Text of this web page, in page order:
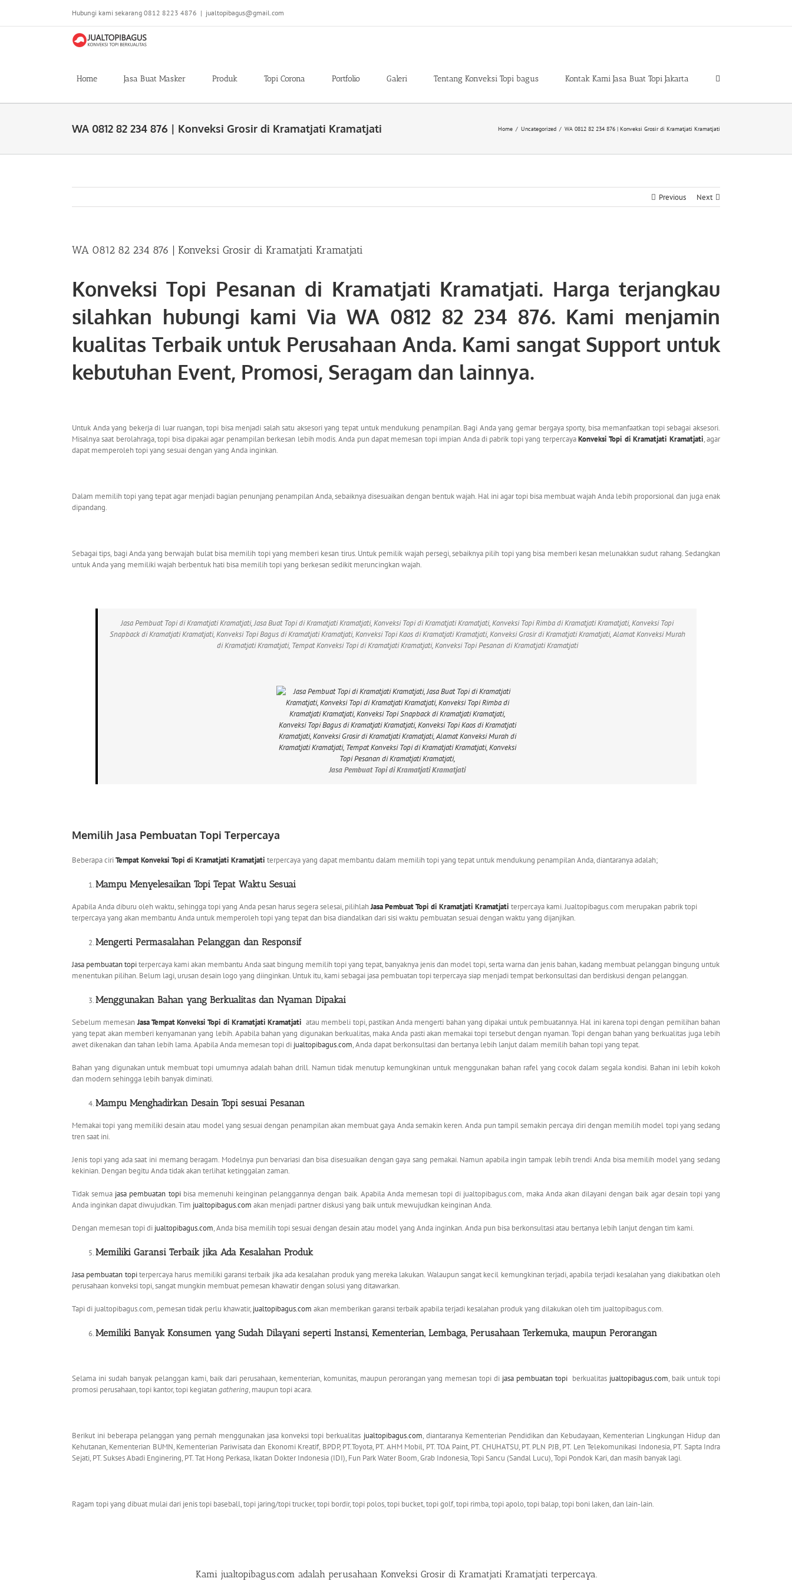
content
Hubungi kami sekarang 0812 8223 4876 | jualtopibagus@gmail.com
Home Jasa Buat Masker Produk Topi Corona Portfolio Galeri Tentang Konveksi Topi bagus Kontak Kami Jasa Buat Topi Jakarta
WA 0812 82 234 876 | Konveksi Grosir di Kramatjati Kramatjati Home / Uncategorized / WA 0812 82 234 876 | Konveksi Grosir di Kramatjati Kramatjati
Previous Next
WA 0812 82 234 876 | Konveksi Grosir di Kramatjati Kramatjati
Konveksi Topi Pesanan di Kramatjati Kramatjati. Harga terjangkau
silahkan hubungi kami Via WA 0812 82 234 876. Kami menjamin
kualitas Terbaik untuk Perusahaan Anda. Kami sangat Support untuk
kebutuhan Event, Promosi, Seragam dan lainnya.
Untuk Anda yang bekerja di luar ruangan, topi bisa menjadi salah satu aksesori yang tepat untuk mendukung penampilan. Bagi Anda yang gemar bergaya sporty, bisa memanfaatkan topi sebagai aksesori.
Misalnya saat berolahraga, topi bisa dipakai agar penampilan berkesan lebih modis. Anda pun dapat memesan topi impian Anda di pabrik topi yang terpercayaKonveksi Topi di Kramatjati Kramatjati, agar
dapat memperoleh topi yang sesuai dengan yang Anda inginkan.
Dalam memilih topi yang tepat agar menjadi bagian penunjang penampilan Anda, sebaiknya disesuaikan dengan bentuk wajah. Hal ini agar topi bisa membuat wajah Anda lebih proporsional dan juga enak
dipandang.
Sebagai tips, bagi Anda yang berwajah bulat bisa memilih topi yang memberi kesan tirus. Untuk pemilik wajah persegi, sebaiknya pilih topi yang bisa memberi kesan melunakkan sudut rahang. Sedangkan
untuk Anda yang memiliki wajah berbentuk hati bisa memilih topi yang berkesan sedikit meruncingkan wajah.
Jasa Pembuat Topi di Kramatjati Kramatjati, Jasa Buat Topi di Kramatjati Kramatjati, Konveksi Topi di Kramatjati Kramatjati, Konveksi Topi Rimba di Kramatjati Kramatjati, Konveksi Topi
Snapback di Kramatjati Kramatjati, Konveksi Topi Bagus di Kramatjati Kramatjati, Konveksi Topi Kaos di Kramatjati Kramatjati, Konveksi Grosir di Kramatjati Kramatjati, Alamat Konveksi Murah
di Kramatjati Kramatjati, Tempat Konveksi Topi di Kramatjati Kramatjati, Konveksi Topi Pesanan di Kramatjati Kramatjati
Jasa Pembuat Topi di Kramatjati Kramatjati
Memilih Jasa Pembuatan Topi Terpercaya
Beberapa ciriTempat Konveksi Topi di Kramatjati Kramatjati terpercaya yang dapat membantu dalam memilih topi yang tepat untuk mendukung penampilan Anda, diantaranya adalah;
Mampu Menyelesaikan Topi Tepat Waktu Sesuai
Apabila Anda diburu oleh waktu, sehingga topi yang Anda pesan harus segera selesai, pilihlahJasa Pembuat Topi di Kramatjati Kramatjati terpercaya kami. Jualtopibagus.com merupakan pabrik topi
terpercaya yang akan membantu Anda untuk memperoleh topi yang tepat dan bisa diandalkan dari sisi waktu pembuatan sesuai dengan waktu yang dijanjikan.
Mengerti Permasalahan Pelanggan dan Responsif
Jasa pembuatan topiterpercaya kami akan membantu Anda saat bingung memilih topi yang tepat, banyaknya jenis dan model topi, serta warna dan jenis bahan, kadang membuat pelanggan bingung untuk
menentukan pilihan. Belum lagi, urusan desain logo yang diinginkan. Untuk itu, kami sebagai jasa pembuatan topi terpercaya siap menjadi tempat berkonsultasi dan berdiskusi dengan pelanggan.
Menggunakan Bahan yang Berkualitas dan Nyaman Dipakai
Sebelum memesanJasa Tempat Konveksi Topi di Kramatjati Kramatjati atau membeli topi, pastikan Anda mengerti bahan yang dipakai untuk pembuatannya. Hal ini karena topi dengan pemilihan bahan
yang tepat akan memberi kenyamanan yang lebih. Apabila bahan yang digunakan berkualitas, maka Anda pasti akan memakai topi tersebut dengan nyaman. Topi dengan bahan yang berkualitas juga lebih
awet dikenakan dan tahan lebih lama. Apabila Anda memesan topi di jualtopibagus.com, Anda dapat berkonsultasi dan bertanya lebih lanjut dalam memilih bahan topi yang tepat.
Bahan yang digunakan untuk membuat topi umumnya adalah bahan drill. Namun tidak menutup kemungkinan untuk menggunakan bahan rafel yang cocok dalam segala kondisi. Bahan ini lebih kokoh
dan modern sehingga lebih banyak diminati.
Mampu Menghadirkan Desain Topi sesuai Pesanan
Memakai topi yang memiliki desain atau model yang sesuai dengan penampilan akan membuat gaya Anda semakin keren. Anda pun tampil semakin percaya diri dengan memilih model topi yang sedang
tren saat ini.
Jenis topi yang ada saat ini memang beragam. Modelnya pun bervariasi dan bisa disesuaikan dengan gaya sang pemakai. Namun apabila ingin tampak lebih trendi Anda bisa memilih model yang sedang
kekinian. Dengan begitu Anda tidak akan terlihat ketinggalan zaman.
Tidak semua jasa pembuatan topibisa memenuhi keinginan pelanggannya dengan baik. Apabila Anda memesan topi di jualtopibagus.com, maka Anda akan dilayani dengan baik agar desain topi yang
Anda inginkan dapat diwujudkan. Tim jualtopibagus.com akan menjadi partner diskusi yang baik untuk mewujudkan keinginan Anda.
Dengan memesan topi di jualtopibagus.com, Anda bisa memilih topi sesuai dengan desain atau model yang Anda inginkan. Anda pun bisa berkonsultasi atau bertanya lebih lanjut dengan tim kami.
Memiliki Garansi Terbaik jika Ada Kesalahan Produk
Jasa pembuatan topiterpercaya harus memiliki garansi terbaik jika ada kesalahan produk yang mereka lakukan. Walaupun sangat kecil kemungkinan terjadi, apabila terjadi kesalahan yang diakibatkan oleh
perusahaan konveksi topi, sangat mungkin membuat pemesan khawatir dengan solusi yang ditawarkan.
Tapi di jualtopibagus.com, pemesan tidak perlu khawatir, jualtopibagus.com akan memberikan garansi terbaik apabila terjadi kesalahan produk yang dilakukan oleh tim jualtopibagus.com.
Memiliki Banyak Konsumen yang Sudah Dilayani seperti Instansi, Kementerian, Lembaga, Perusahaan Terkemuka, maupun Perorangan
Selama ini sudah banyak pelanggan kami, baik dari perusahaan, kementerian, komunitas, maupun perorangan yang memesan topi di jasa pembuatan topi berkualitas jualtopibagus.com, baik untuk topi
promosi perusahaan, topi kantor, topi kegiatangathering, maupun topi acara.
Berikut ini beberapa pelanggan yang pernah menggunakan jasa konveksi topi berkualitas jualtopibagus.com, diantaranya Kementerian Pendidikan dan Kebudayaan, Kementerian Lingkungan Hidup dan
Kehutanan, Kementerian BUMN, Kementerian Pariwisata dan Ekonomi Kreatif, BPDP, PT.Toyota, PT. AHM Mobil, PT. TOA Paint, PT. CHUHATSU, PT. PLN PJB, PT. Len Telekomunikasi Indonesia, PT. Sapta Indra
Sejati, PT. Sukses Abadi Enginering, PT. Tat Hong Perkasa, Ikatan Dokter Indonesia (IDI), Fun Park Water Boom, Grab Indonesia, Topi Sancu (Sandal Lucu), Topi Pondok Kari, dan masih banyak lagi.
Ragam topi yang dibuat mulai dari jenis topi baseball, topi jaring/topi trucker, topi bordir, topi polos, topi bucket, topi golf, topi rimba, topi apolo, topi balap, topi boni laken, dan lain-lain.
Kami jualtopibagus.com adalah perusahaan Konveksi Grosir di Kramatjati Kramatjati terpercaya.